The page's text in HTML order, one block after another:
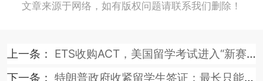
文章来源于网络，如有版权问题请联系我们删除！
上一条： ETS收购ACT，美国留学考试进入“新赛点”
下一条： 特朗普政府收紧留学生签证：最长只能待4年，毕业后30天内离境